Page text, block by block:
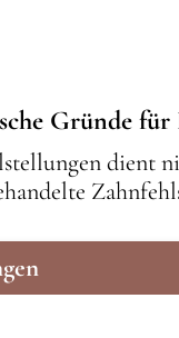
Gründe für
dient